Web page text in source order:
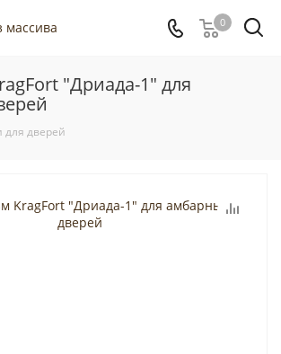
0
"Дриада-1" для
дверей